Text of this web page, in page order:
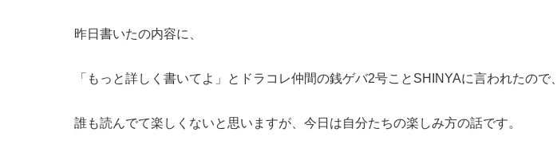
昨日書いたの内容に、
「もっと詳しく書いてよ」とドラコレ仲間の銭ゲバ2号ことSHINYAに言われたので、
誰も読んでて楽しくないと思いますが、今日は自分たちの楽しみ方の話です。